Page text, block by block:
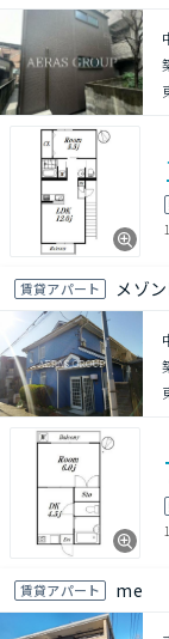
賃貸アパート メゾ
賃貸アパート me